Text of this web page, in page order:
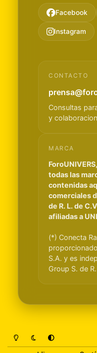
Facebook
Instagram
CONTACTO
Consultas
y
MARCA
todas las
contenidas
comerciales
de R. L. de
afiliadas a
(*) Conecta
S.A. y es
Group S. de
Light ModeDark ModeSystem Preference